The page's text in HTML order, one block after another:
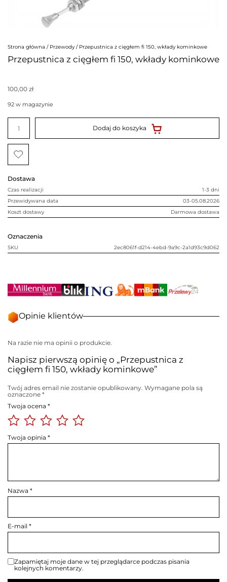
Strona główna / Przewody/ Przepustnica z cięgłem fi 150, wkłady kominkowe
Przepustnica z cięgłem fi 150, wkłady kominkowe
Dostawa
Czas realizacji
1-3 dni
Przewidywana data
03-05.08.2026
Koszt dostawy
Darmowa dostawa
Oznaczenia
SKU 2ec8061f-d214-4ebd-9a9c-2a1d93c9d062
100,00 zł
92 w magazynie
ilość
Przepustnica
cięgłem
fi
150,
wkłady
kominkowe
Dodaj do koszyka
Opinie klientów
Na razie nie ma opinii o produkcie.
Napisz pierwszą opinię o „Przepustnica z
cięgłem fi 150, wkłady kominkowe”
Twój adres email nie zostanie opublikowany. Wymagane pola są
oznaczone *
Twoja ocena *
Twoja opinia *
Nazwa *
E-mail *
Zapamiętaj moje dane w tej przeglądarce podczas pisania
kolejnych komentarzy.